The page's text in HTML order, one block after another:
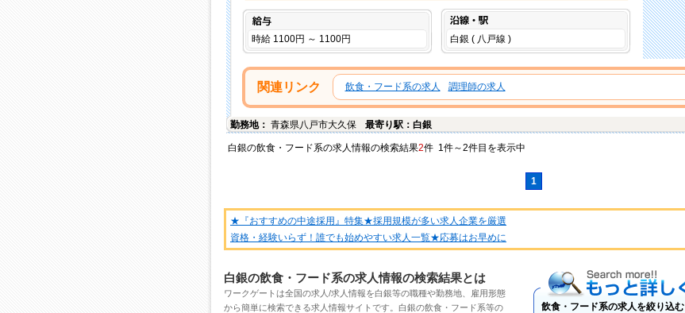
給与
時給 1100円 ～ 1100円 白銀 ( 八戸線 )
関連リンク 飲食・フード系の求人 調理師の求人
勤務地： 青森県八戸市大久保 最寄り駅：白銀
白銀の飲食・フード系の求人情報の検索結果2件 1件～2件目を表示中
1
★『おすすめの中途採用』特集★採用規模が多い求人企業を厳選
資格・経験いらず！誰でも始めやすい求人一覧★応募はお早めに
白銀の飲食・フード系の求人情報の検索結果とは
ワークゲートは全国の求人/求人情報を白銀等の職種や勤務地、雇用形態
から簡単に検索できる求人情報サイトです。 白銀の飲食・フード系等の
もっと詳しく
飲食・フード系の求人を絞り込む